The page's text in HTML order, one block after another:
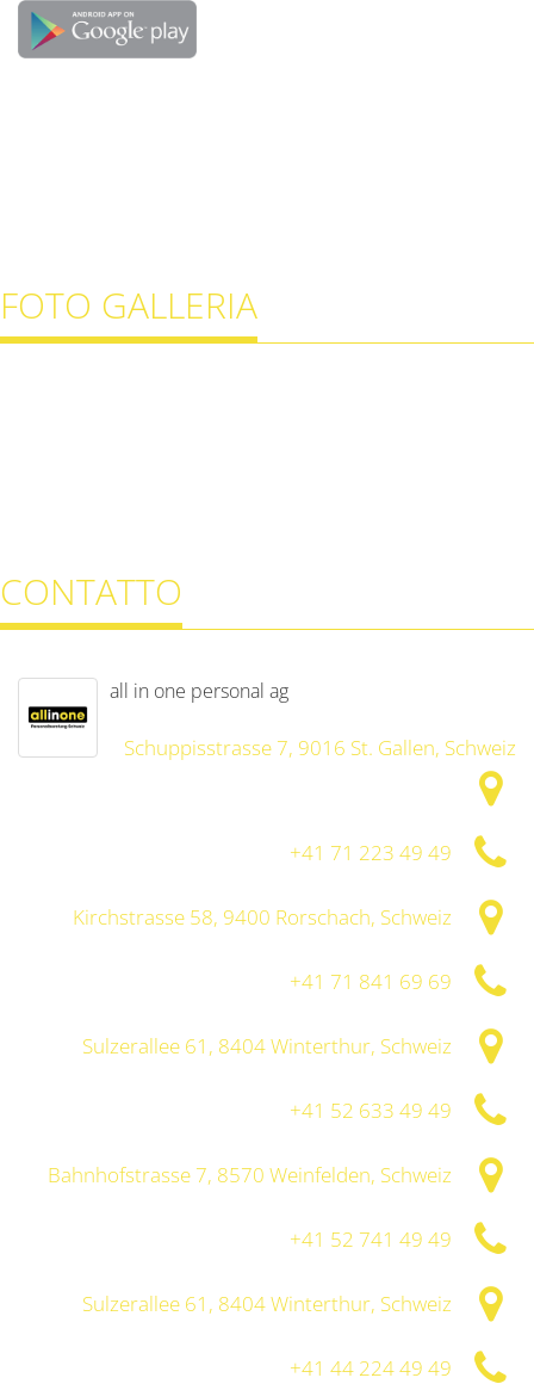
FOTO GALLERIA
CONTATTO
all in one personal ag
Schuppisstrasse 7, 9016 St. Gallen, Schweiz
+41 71 223 49 49
Kirchstrasse 58, 9400 Rorschach, Schweiz
+41 71 841 69 69
Sulzerallee 61, 8404 Winterthur, Schweiz
+41 52 633 49 49
Bahnhofstrasse 7, 8570 Weinfelden, Schweiz
+41 52 741 49 49
Sulzerallee 61, 8404 Winterthur, Schweiz
+41 44 224 49 49